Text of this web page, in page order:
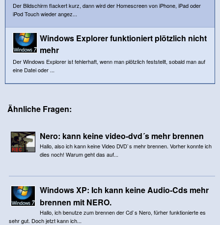
Der Bildschirm flackert kurz, dann wird der Homescreen von iPhone, iPad oder
iPod Touch wieder angez...
Windows Explorer funktioniert plötzlich nicht
mehr
Der Windows Explorer ist fehlerhaft, wenn man plötzlich feststellt, sobald man auf
eine Datei oder ...
Ähnliche Fragen:
Nero: kann keine video-dvd´s mehr brennen
Hallo, also ich kann keine Video DVD`s mehr brennen. Vorher konnte ich
dies noch! Warum geht das auf...
Windows XP: Ich kann keine Audio-Cds mehr
brennen mit NERO.
Hallo, ich benutze zum brennen der Cd`s Nero, fürher funktionierte es
sehr gut. Doch jetzt kann ich...